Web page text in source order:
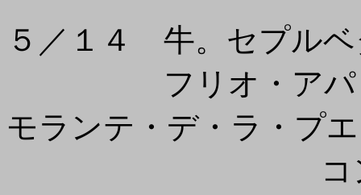
５／１４ 牛。セプルベ
フリオ・アパリシ
モランテ・デ・ラ・プ
コンフィルマ